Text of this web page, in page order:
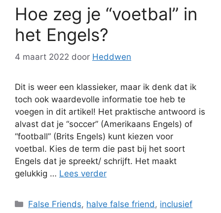
Hoe zeg je “voetbal” in
het Engels?
4 maart 2022 door Heddwen
Dit is weer een klassieker, maar ik denk dat ik
toch ook waardevolle informatie toe heb te
voegen in dit artikel! Het praktische antwoord is
alvast dat je “soccer” (Amerikaans Engels) of
“football” (Brits Engels) kunt kiezen voor
voetbal. Kies de term die past bij het soort
Engels dat je spreekt/ schrijft. Het maakt
gelukkig … Lees verder
Categorieën
False Friends, halve false friend , inclusief